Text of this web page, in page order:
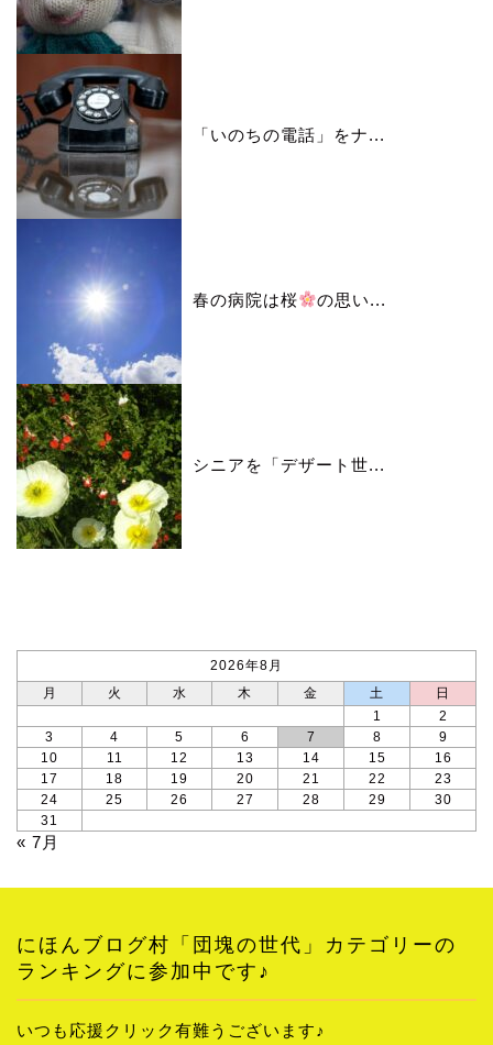
「いのちの電話」をナ...
春の病院は桜 の思い...
シニアを「デザート世...
2026年8月
月
火 水 木 金 土
日
1
2
3
4 5 6 7 8
9
10
11 12 13 14 15
16
17
18 19 20 21 22
23
24
25 26 27 28 29
30
31
« 7月
にほんブログ村「団塊の世代」カテゴリーの
ランキングに参加中です♪
いつも応援クリック有難うございます♪